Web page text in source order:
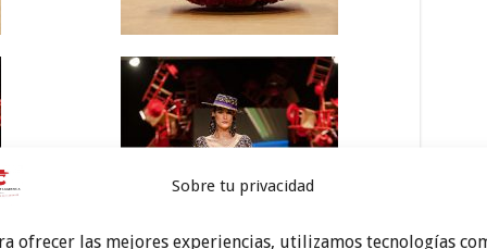
Sobre tu privacidad
ofrecer las mejores experiencias, utilizamos tecnologías